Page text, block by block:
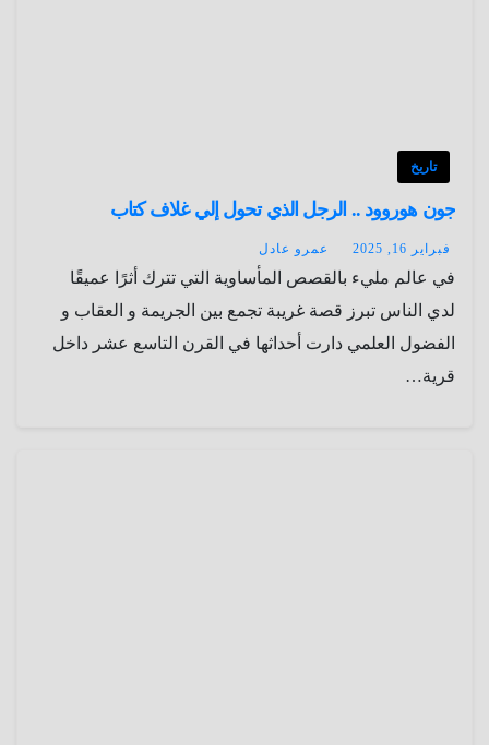
تاريخ
جون هوروود .. الرجل الذي تحول إلي غلاف كتاب
فبراير 16, 2025 عمرو عادل
في عالم مليء بالقصص المأساوية التي تترك أثرًا عميقًا
لدي الناس تبرز قصة غريبة تجمع بين الجريمة و العقاب و
الفضول العلمي دارت أحداثها في القرن التاسع عشر داخل
قرية…